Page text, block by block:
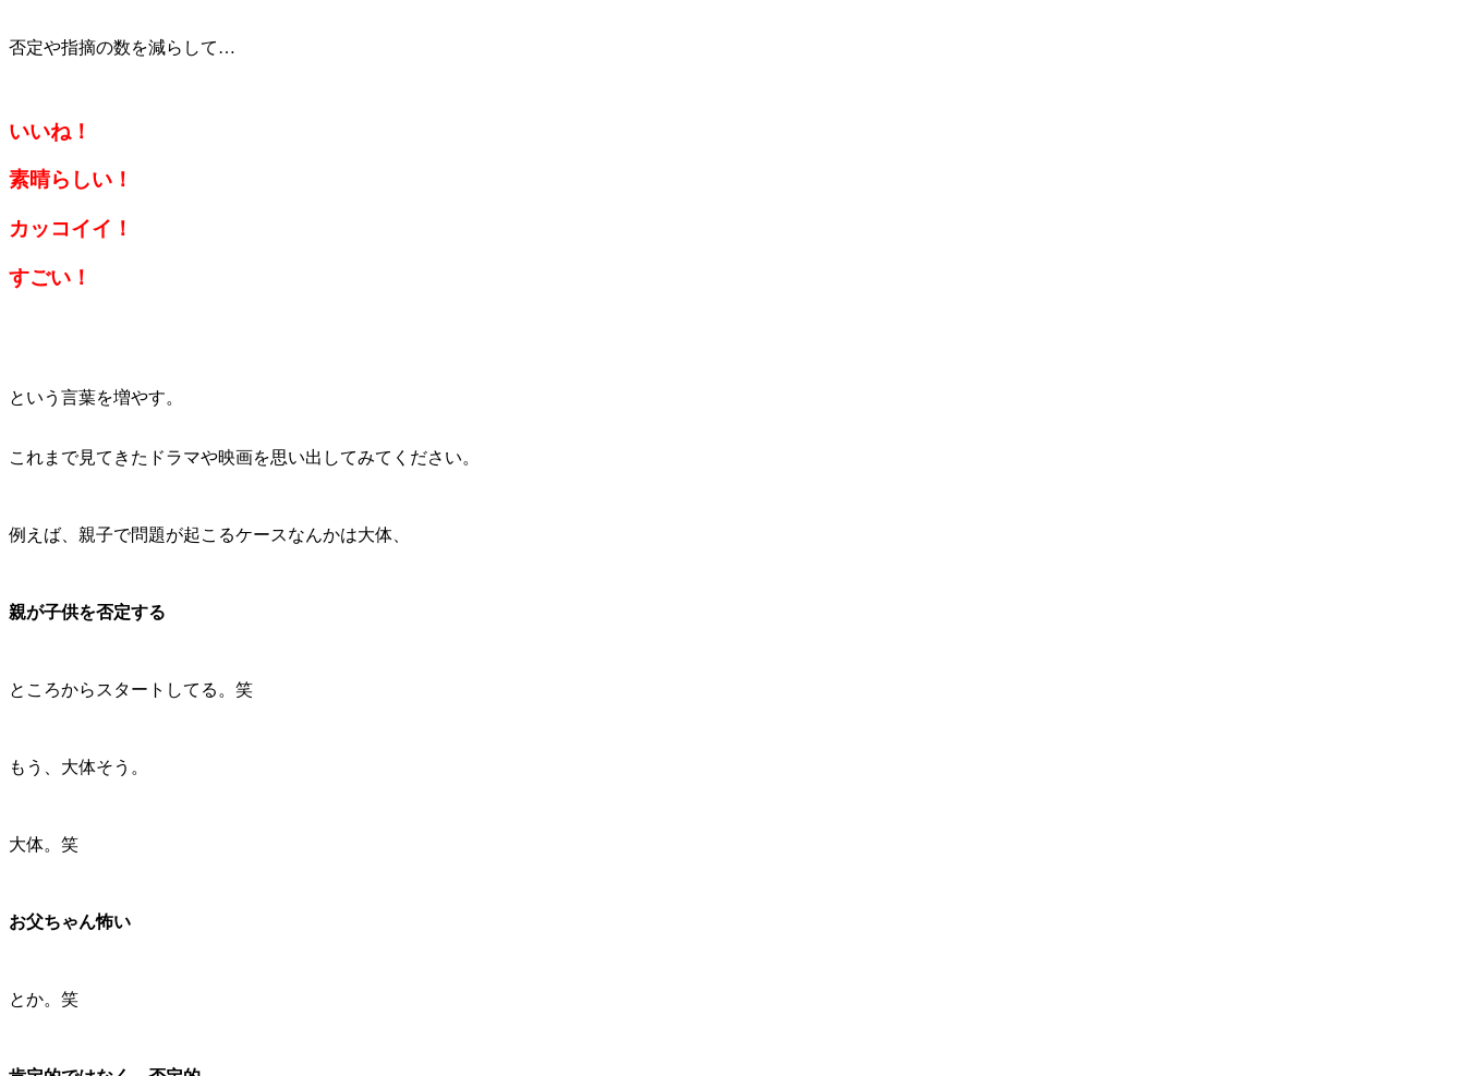
否定や指摘の数を減らして…
いいね！
素晴らしい！
カッコイイ！
すごい！
という言葉を増やす。
これまで見てきたドラマや映画を思い出してみてください。
例えば、親子で問題が起こるケースなんかは大体、
親が子供を否定する
ところからスタートしてる。笑
もう、大体そう。
大体。笑
お父ちゃん怖い
とか。笑